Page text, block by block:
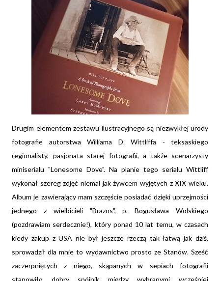
Drugim elementem zestawu ilustracyjnego są niezwykłej urody
fotografie autorstwa Williama D. Wittliffa - teksaskiego
regionalisty, pasjonata starej fotografii, a także scenarzysty
miniserialu "Lonesome Dove". Na planie tego serialu Wittliff
wykonał szereg zdjęć niemal jak żywcem wyjętych z XIX wieku.
Album je zawierający mam szczęście posiadać dzięki uprzejmości
jednego z wielbicieli "Brazos", p. Bogusława Wolskiego
(pozdrawiam serdecznie!), który ponad 10 lat temu, w czasach
kiedy zakup z USA nie był jeszcze rzeczą tak łatwą jak dziś,
sprowadził dla mnie to wydawnictwo prosto ze Stanów. Sześć
zaczerpniętych z niego, skąpanych w sepiach fotografii